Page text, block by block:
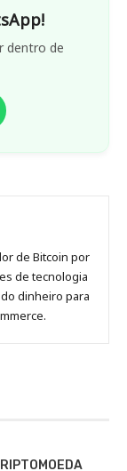
dentro de
de Bitcoin por
de tecnologia
dinheiro para